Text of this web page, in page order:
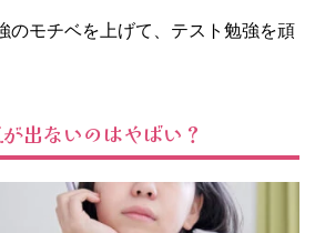
のモチベを上げて、テスト勉強を頑
出ないのはやばい？